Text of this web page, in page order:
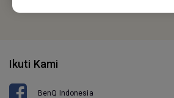
Ikuti Kami
BenQ Indonesia